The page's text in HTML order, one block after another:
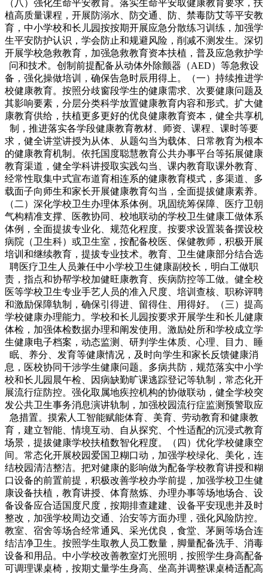
（八）强化生命平安教育。落实生命平安取健康教育要求，扶
植高质量课程，开展防溺水、防交通、防、禁毒防艾等平安教
育，中小学校和长儿园按按期开展应急分散练习训练，加强学
生平安防护认识，学会防止和规避风险，削减不测发生。深切
开展学校急救教育，加强急救教育资本扶植，普及应急救护学
问和技术。创制前提配备从动体外除颤器（AED）等急救设
备，强化操做培训，确保告急时辰用得上。（一）持续推进学
校健康教育。按照分歧窗段学生的健康需求、次要健康问题及
其影响要素，分层分类科学放置健康教育内容和形式。扩大健
康教育供给，扶植更多更好的优良健康教育资本，健全共享机
制，推进落实各学段健康教育教材、师资、课程、课时等要
求，健全讲堂讲授为从体、从题勾当为载体、日常教育为根本
的健康教育机制。依托国度聪慧教育公共办事平台等拓展健康
教育渠道，健全学科讲授取实践勾当、课内教育取课外教育、
经常性取集中式宣布道育相连系的健康教育模式，多渠道、多
载面子向师生和家长开展健康教育勾当，全面提拔健康素养。
（二）深化学校卫生办理体系体例。巩固统筹保障、医疗卫朝
气构精准支撑、医教协同、校地联动的学校卫生健康工做体系
体例，全面提拔专业化、规范化程度。按要求设置装备摆设校
病院（卫生科）或卫生室，按配备校医、保健教师，积极开展
培训和继续教育，提拔专业技术。教育、卫生健康部分结合选
聘医疗卫生人员兼任中小学校卫生健康副校长，明白工做职
责，指点和协帮学校加健旺康教育、疾病防控等工做。健全校
医等学校卫生专业手艺人员的准入尺度、培训查核、职称评聘
和激励保障轨制，确保引得进、留得住、用得好。（三）提高
学校健康办理能力。学校和长儿园按要求开展学生和长儿健康
体检，加强体检数据办理和阐发使用。激励处所和学校成立学
生健康电子档案，动态监测、研判学生体质、心理、目力、睡
眠、养分、发育等健康情况，及时向学生和家长反馈健康消
息，医校协同干涉学生健康问题。多病共防，规范落实中小学
校和长儿园晨午检、因病缺勤旷课逃踪登记等轨制，常态化开
展流行症防控。强化取属地疾控机构的协做联动，健全学校突
发公共卫生事务消息演讲轨制，加强校园流行症监测预警取应
急措置。摸索人工智能赋能体育、美育、劳动教育和健康教
育，建立智能、情境互动、自从探究、个性适配的沉浸式教育
场景，提拔健康学校扶植数智化程度。（四）优化学校健康空
间。常态化开展校园爱国卫糊口动，加强学校绿化、美化，连
结校园清洁整洁。把对健康的影响做为配备学校教育讲授和糊
口设备的前置前提，积极改善学校办学前提，加强学校卫生健
康设备扶植，教育讲授、体育熬炼、办理办事等场地场合、设
备设备应合适国度尺度，按期排查建建、设备平安现患并及时
整改，加强学校周边交通、治安等方面办理，强化风险防控。
教室、宿舍等场合经常通风、采光优良，食堂、茅厕等场合连
结洁净卫生。按照学生取教人员工数量，脚量配备洗手、消毒
设备和用品。中小学校改善教室灯光照明，按照学生身高配备
可调理课桌椅，按期丈量学生身高、坐高并调整课桌椅适配高